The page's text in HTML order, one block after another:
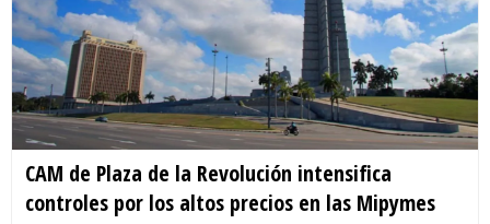
CAM de Plaza de la Revolución intensifica
controles por los altos precios en las Mipymes